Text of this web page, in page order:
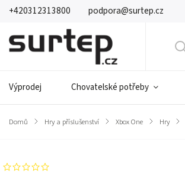
+420312313800 podpora@surtep.cz
Výprodej Chovatelské potřeby
Domů / Hry a příslušenství / Xbox One / Hry /